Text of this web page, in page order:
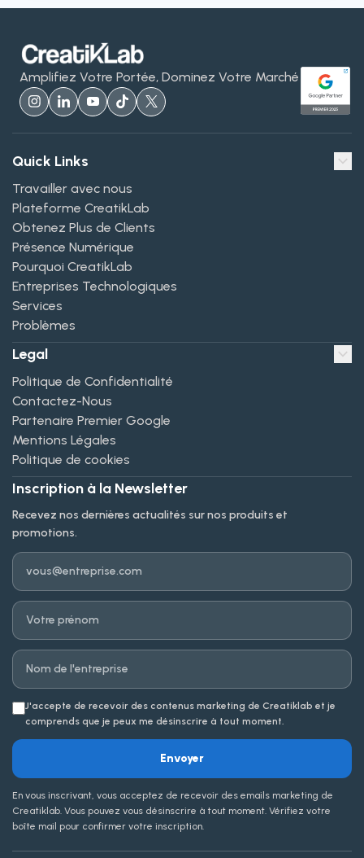
Amplifiez Votre Portée, Dominez Votre Marché
Quick Links
Travailler avec nous
Plateforme CreatikLab
Obtenez Plus de Clients
Présence Numérique
Pourquoi CreatikLab
Entreprises Technologiques
Services
Problèmes
Legal
Politique de Confidentialité
Contactez-Nous
Partenaire Premier Google
Mentions Légales
Politique de cookies
Inscription à la Newsletter
Recevez nos dernières actualités sur nos produits et
promotions.
Email
Prénom
Entreprise
J'accepte de recevoir des contenus marketing de Creatiklab et je
comprends que je peux me désinscrire à tout moment.
Envoyer
En vous inscrivant, vous acceptez de recevoir des emails marketing de
Creatiklab. Vous pouvez vous désinscrire à tout moment. Vérifiez votre
boîte mail pour confirmer votre inscription.